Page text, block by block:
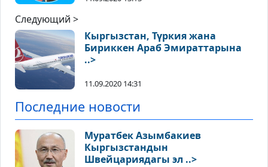
Следующий >
Кыргызстан, Түркия жана
Бириккен Араб Эмираттарына
..>
11.09.2020 14:31
Последние новости
Муратбек Азымбакиев
Кыргызстандын
Швейцариядагы эл ..>